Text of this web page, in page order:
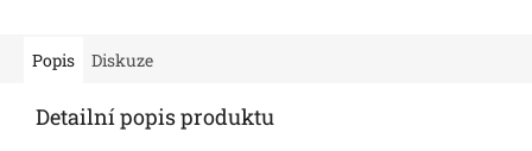
Popis Diskuze
Detailní popis produktu